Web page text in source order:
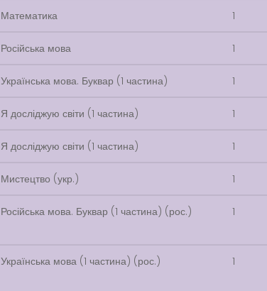
Математика 1
Російська мова 1
Українська мова. Буквар (1 частина) 1
Я досліджую світи (1 частина) 1
Я досліджую світи (1 частина) 1
Мистецтво (укр.) 1
Російська мова. Буквар (1 частина) (рос.) 1
Українська мова (1 частина) (рос.) 1